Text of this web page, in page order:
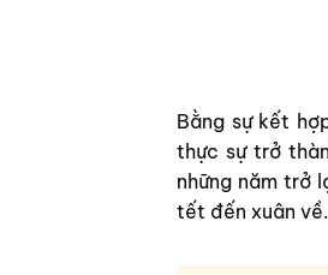
Bằng sự kết
thực sự trở
những năm trở
tết đến xuân về.